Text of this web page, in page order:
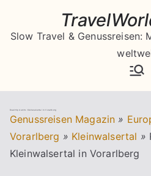
springen
Slow Travel & Genussreisen:
Roadtrip durchs Kleinwalsertal in Vorarlberg
Genussreisen Magazin »
Vorarlberg » Kleinwalsertal »
Kleinwalsertal in Vorarlberg